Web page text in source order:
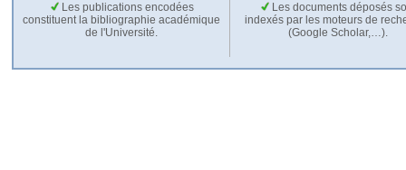
Les publications encodées
constituent la bibliographie académique
de l'Université.
Les documents déposés
indexés par les moteurs de
(Google Scholar,…).